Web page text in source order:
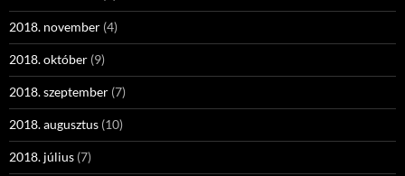
2018. november (4)
2018. október (9)
2018. szeptember (7)
2018. augusztus (10)
2018. július (7)